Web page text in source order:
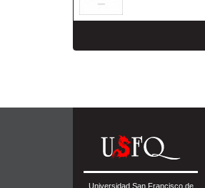
Universidad San Francisco de